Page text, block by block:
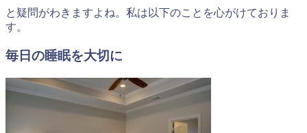
と疑問がわきますよね。私は以下のことを心がけておりま
す。
毎日の睡眠を大切に